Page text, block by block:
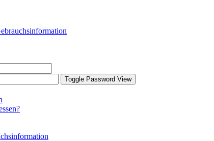
Toggle Password View